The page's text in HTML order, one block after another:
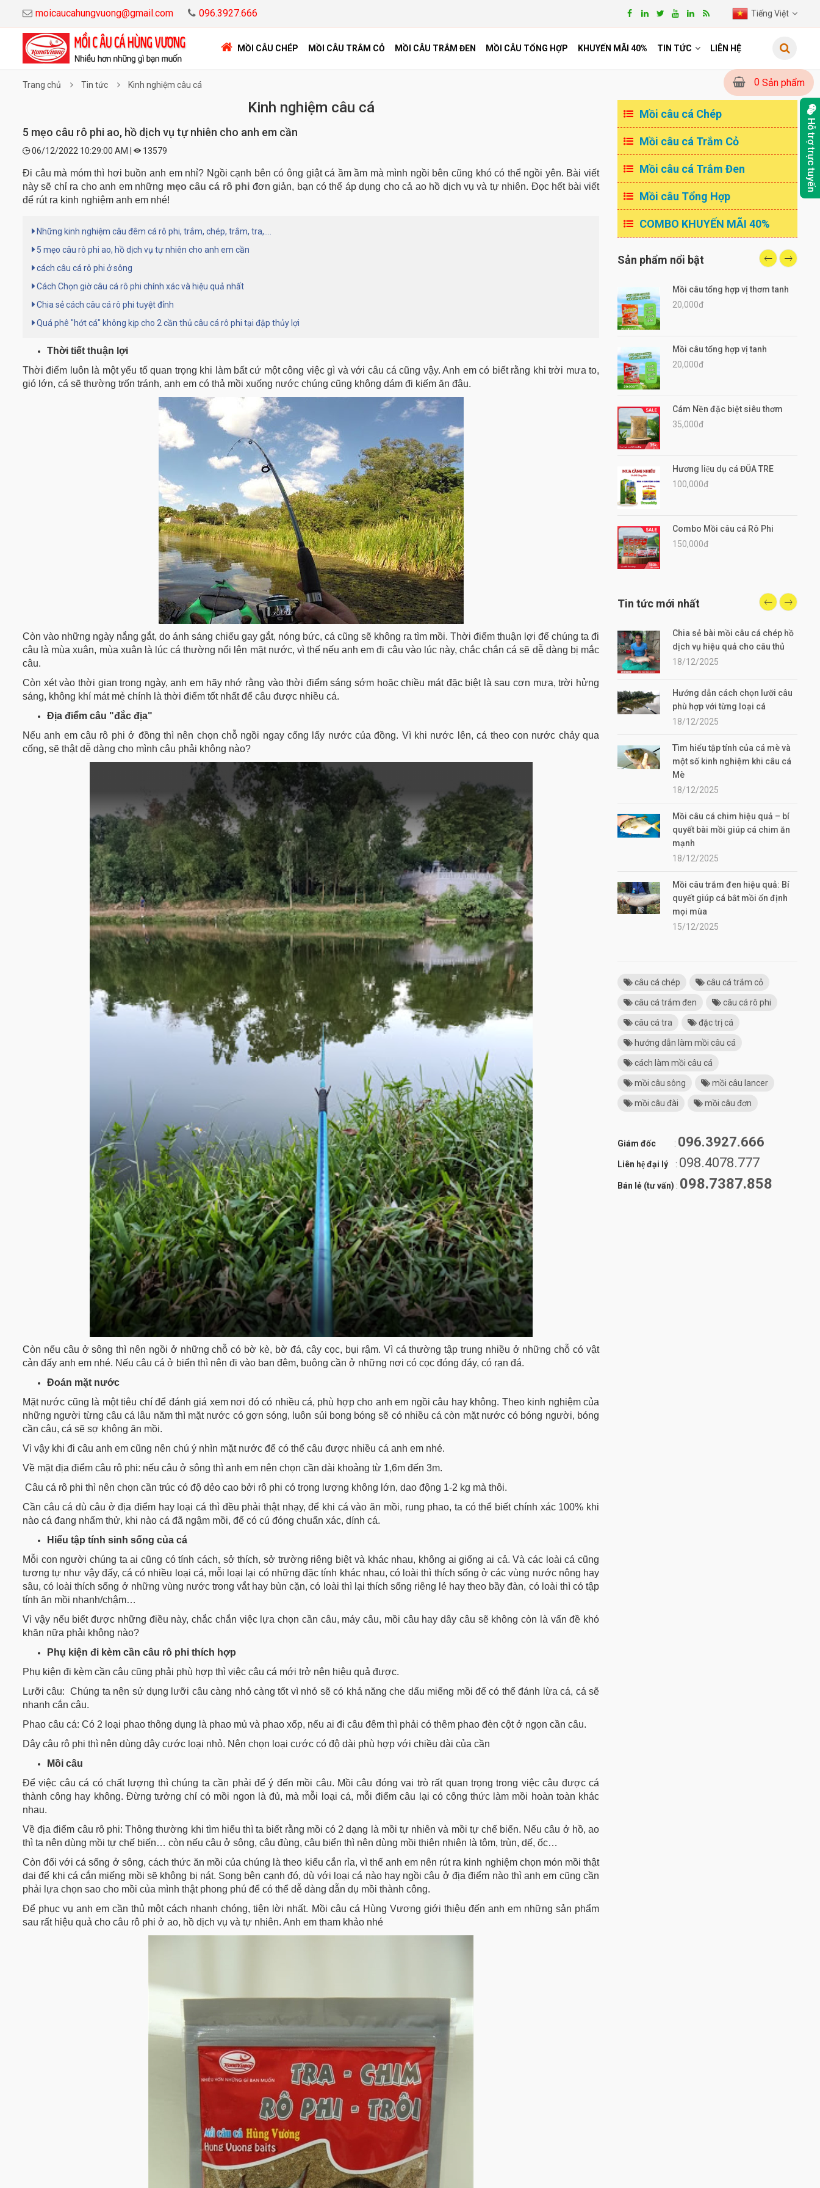
moicaucahungvuong@gmail.com 096.3927.666
0 Sản phẩm
Tiếng Việt
MỒI CÂU CHÉP MỒI CÂU TRẮM CỎ MỒI CÂU TRẮM ĐEN MỒI CÂU TỔNG HỢP KHUYẾN MÃI 40% TIN TỨC LIÊN HỆ
Trang chủ Tin tức Kinh nghiệm câu cá
Kinh nghiệm câu cá
5 mẹo câu rô phi ao, hồ dịch vụ tự nhiên cho anh em cần
06/12/2022 10:29:00 AM | 13579
Đi câu mà móm thì hơi buồn anh em nhỉ? Ngồi cạnh bên có ông giật cá ầm ầm mà mình ngồi bên cũng khó có thể ngồi yên. Bài viết
này sẽ chỉ ra cho anh em những mẹo câu cá rô phi đơn giản, bạn có thể áp dụng cho cả ao hồ dịch vụ và tự nhiên. Đọc hết bài viết
để rút ra kinh nghiệm anh em nhé!
Những kinh nghiệm câu đêm cá rô phi, trắm, chép, trắm, tra,....
5 mẹo câu rô phi ao, hồ dịch vụ tự nhiên cho anh em cần
cách câu cá rô phi ở sông
Cách Chọn giờ câu cá rô phi chính xác và hiệu quả nhất
Chia sẻ cách câu cá rô phi tuyệt đỉnh
Quá phê "hớt cá" không kịp cho 2 cần thủ câu cá rô phi tại đập thủy lợi
Thời tiết thuận lợi
Thời điểm luôn là một yếu tố quan trọng khi làm bất cứ một công việc gì và với câu cá cũng vậy. Anh em có biết rằng khi trời mưa to,
gió lớn, cá sẽ thường trốn tránh, anh em có thả mồi xuống nước chúng cũng không dám đi kiếm ăn đâu.
Còn vào những ngày nắng gắt, do ánh sáng chiếu gay gắt, nóng bức, cá cũng sẽ không ra tìm mồi. Thời điểm thuận lợi để chúng ta đi
câu là mùa xuân, mùa xuân là lúc cá thường nổi lên mặt nước, vì thế nếu anh em đi câu vào lúc này, chắc chắn cá sẽ dễ dàng bị mắc
câu.
Còn xét vào thời gian trong ngày, anh em hãy nhớ rằng vào thời điểm sáng sớm hoặc chiều mát đặc biệt là sau cơn mưa, trời hửng
sáng, không khí mát mẻ chính là thời điểm tốt nhất để câu được nhiều cá.
Địa điểm câu "đắc địa"
Nếu anh em câu rô phi ở đồng thì nên chọn chỗ ngồi ngay cống lấy nước của đồng. Vì khi nước lên, cá theo con nước chảy qua
cống, sẽ thật dễ dàng cho mình câu phải không nào?
Còn nếu câu ở sông thì nên ngồi ở những chỗ có bờ kè, bờ đá, cây cọc, bụi rậm. Vì cá thường tập trung nhiều ở những chỗ có vật
cản đấy anh em nhé. Nếu câu cá ở biển thì nên đi vào ban đêm, buông cần ở những nơi có cọc đóng đáy, có rạn đá.
Đoán mặt nước
Mặt nước cũng là một tiêu chí để đánh giá xem nơi đó có nhiều cá, phù hợp cho anh em ngồi câu hay không. Theo kinh nghiệm của
những người từng câu cá lâu năm thì mặt nước có gợn sóng, luôn sủi bong bóng sẽ có nhiều cá còn mặt nước có bóng người, bóng
cần câu, cá sẽ sợ không ăn mồi.
Vì vậy khi đi câu anh em cũng nên chú ý nhìn mặt nước để có thể câu được nhiều cá anh em nhé.
Về mặt địa điểm câu rô phi: nếu câu ở sông thì anh em nên chọn cần dài khoảng từ 1,6m đến 3m.
Câu cá rô phi thì nên chọn cần trúc có độ dẻo cao bởi rô phi có trọng lượng không lớn, dao động 1-2 kg mà thôi.
Cần câu cá dù câu ở địa điểm hay loại cá thì đều phải thật nhạy, để khi cá vào ăn mồi, rung phao, ta có thể biết chính xác 100% khi
nào cá đang nhấm thử, khi nào cá đã ngậm mồi, để có cú đóng chuẩn xác, dính cá.
Hiểu tập tính sinh sống của cá
Mỗi con người chúng ta ai cũng có tính cách, sở thích, sở trường riêng biệt và khác nhau, không ai giống ai cả. Và các loài cá cũng
tương tự như vậy đấy, cá có nhiều loại cá, mỗi loại lại có những đặc tính khác nhau, có loài thì thích sống ở các vùng nước nông hay
sâu, có loài thích sống ở những vùng nước trong vắt hay bùn cặn, có loài thì lại thích sống riêng lẻ hay theo bầy đàn, có loài thì có tập
tính ăn mồi nhanh/chậm…
Vì vậy nếu biết được những điều này, chắc chắn việc lựa chọn cần câu, máy câu, mồi câu hay dây câu sẽ không còn là vấn đề khó
khăn nữa phải không nào?
Phụ kiện đi kèm cần câu rô phi thích hợp
Phụ kiện đi kèm cần câu cũng phải phù hợp thì việc câu cá mới trở nên hiệu quả được.
Lưỡi câu: Chúng ta nên sử dụng lưỡi câu càng nhỏ càng tốt vì nhỏ sẽ có khả năng che dấu miếng mồi để có thể đánh lừa cá, cá sẽ
nhanh cắn câu.
Phao câu cá: Có 2 loại phao thông dụng là phao mủ và phao xốp, nếu ai đi câu đêm thì phải có thêm phao đèn cột ở ngọn cần câu.
Dây câu rô phi thì nên dùng dây cước loại nhỏ. Nên chọn loại cước có độ dài phù hợp với chiều dài của cần
Mồi câu
Để việc câu cá có chất lượng thì chúng ta cần phải để ý đến mồi câu. Mồi câu đóng vai trò rất quan trọng trong việc câu được cá
thành công hay không. Đừng tưởng chỉ có mồi ngon là đủ, mà mỗi loại cá, mỗi điểm câu lại có công thức làm mồi hoàn toàn khác
nhau.
Về địa điểm câu rô phi: Thông thường khi tìm hiểu thì ta biết rằng mồi có 2 dạng là mồi tự nhiên và mồi tự chế biến. Nếu câu ở hồ, ao
thì ta nên dùng mồi tự chế biến… còn nếu câu ở sông, câu đùng, câu biển thì nên dùng mồi thiên nhiên là tôm, trùn, dế, ốc…
Còn đối với cá sống ở sông, cách thức ăn mồi của chúng là theo kiểu cắn rỉa, vì thế anh em nên rút ra kinh nghiệm chọn món mồi thật
dai để khi cá cắn miếng mồi sẽ không bị nát. Song bên cạnh đó, dù với loại cá nào hay ngồi câu ở địa điểm nào thì anh em cũng cần
phải lựa chọn sao cho mồi của mình thật phong phú để có thể dễ dàng dẫn dụ mồi thành công.
Để phục vụ anh em cần thủ một cách nhanh chóng, tiện lời nhất. Mồi câu cá Hùng Vương giới thiệu đến anh em những sản phẩm
sau rất hiệu quả cho câu rô phi ở ao, hồ dịch vụ và tự nhiên. Anh em tham khảo nhé
Mồi câu cá Chép
Mồi câu cá Trắm Cỏ
Mồi câu cá Trắm Đen
Mồi câu Tổng Hợp
COMBO KHUYẾN MÃI 40%
Sản phẩm nổi bật
Mồi câu tổng hợp vị thơm tanh
20,000đ
Mồi câu tổng hợp vị tanh
20,000đ
Cám Nền đặc biệt siêu thơm
35,000đ
Hương liệu dụ cá ĐŨA TRE
100,000đ
Combo Mồi câu cá Rô Phi
150,000đ
Tin tức mới nhất
Chia sẻ bài mồi câu cá chép hồ
dịch vụ hiệu quả cho câu thủ
18/12/2025
Hướng dẫn cách chọn lưỡi câu
phù hợp với từng loại cá
18/12/2025
Tìm hiểu tập tính của cá mè và
một số kinh nghiệm khi câu cá
Mè
18/12/2025
Mồi câu cá chim hiệu quả – bí
quyết bài mồi giúp cá chim ăn
mạnh
18/12/2025
Mồi câu trắm đen hiệu quả: Bí
quyết giúp cá bắt mồi ổn định
mọi mùa
15/12/2025
câu cá chép câu cá trắm cỏ
câu cá trắm đen câu cá rô phi
câu cá tra đặc trị cá
hướng dẫn làm mồi câu cá
cách làm mồi câu cá
mồi câu sông mồi câu lancer
mồi câu đài mồi câu đơn
Giám đốc : 096.3927.666
Liên hệ đại lý : 098.4078.777
Bán lẻ (tư vấn) : 098.7387.858
Hỗ trợ trực tuyến